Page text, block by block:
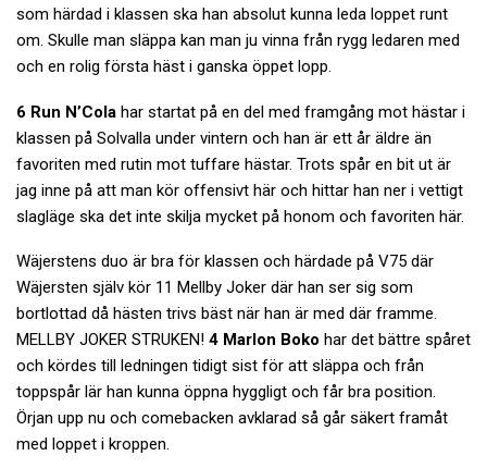
som härdad i klassen ska han absolut kunna leda loppet runt
om. Skulle man släppa kan man ju vinna från rygg ledaren med
och en rolig första häst i ganska öppet lopp.
6 Run N’Cola har startat på en del med framgång mot hästar i
klassen på Solvalla under vintern och han är ett år äldre än
favoriten med rutin mot tuffare hästar. Trots spår en bit ut är
jag inne på att man kör offensivt här och hittar han ner i vettigt
slagläge ska det inte skilja mycket på honom och favoriten här.
Wäjerstens duo är bra för klassen och härdade på V75 där
Wäjersten själv kör 11 Mellby Joker där han ser sig som
bortlottad då hästen trivs bäst när han är med där framme.
MELLBY JOKER STRUKEN! 4 Marlon Boko har det bättre spåret
och kördes till ledningen tidigt sist för att släppa och från
toppspår lär han kunna öppna hyggligt och får bra position.
Örjan upp nu och comebacken avklarad så går säkert framåt
med loppet i kroppen.